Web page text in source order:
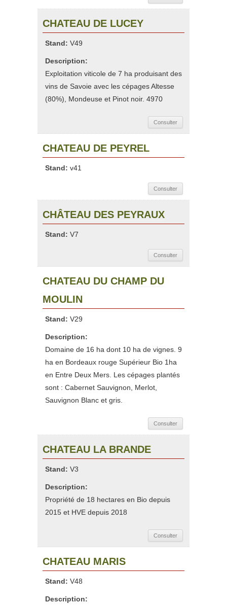
CHATEAU DE LUCEY
Stand: V49
Description:
Exploitation viticole de 7 ha produisant des
vins de Savoie avec les cépages Altesse
(80%), Mondeuse et Pinot noir. 4970
Consulter
CHATEAU DE PEYREL
Stand: v41
Consulter
CHÂTEAU DES PEYRAUX
Stand: V7
Consulter
CHATEAU DU CHAMP DU
MOULIN
Stand: V29
Description:
Domaine de 16 ha dont 10 ha de vignes. 9
ha en Bordeaux rouge Supérieur Bio 1ha
en Entre Deux Mers. Les cépages plantés
sont : Cabernet Sauvignon, Merlot,
Sauvignon Blanc et gris.
Consulter
CHATEAU LA BRANDE
Stand: V3
Description:
Propriété de 18 hectares en Bio depuis
2015 et HVE depuis 2018
Consulter
CHATEAU MARIS
Stand: V48
Description: